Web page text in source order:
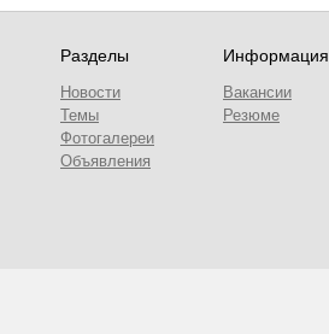
Разделы
Новости
Темы
Фотогалереи
Объявления
Информация
Вакансии
Резюме